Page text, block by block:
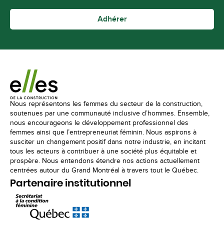
Adhérer
Nous représentons les femmes du secteur de la construction,
soutenues par une communauté inclusive d’hommes. Ensemble,
nous encourageons le développement professionnel des
femmes ainsi que l’entrepreneuriat féminin. Nous aspirons à
susciter un changement positif dans notre industrie, en incitant
tous les acteurs à contribuer à une société plus équitable et
prospère. Nous entendons étendre nos actions actuellement
centrées autour du Grand Montréal à travers tout le Québec.
Partenaire institutionnel